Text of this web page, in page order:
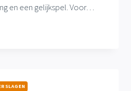
en een gelijkspel. Voor…